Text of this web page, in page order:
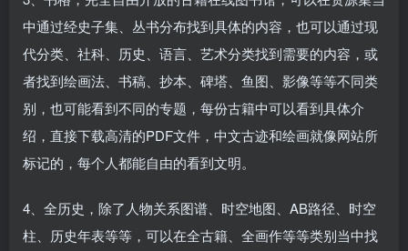
中通过经史子集、丛书分布找到具体的内容，也可以通过现
代分类、社科、历史、语言、艺术分类找到需要的内容，或
者找到绘画法、书稿、抄本、碑塔、鱼图、影像等等不同类
别，也可能看到不同的专题，每份古籍中可以看到具体介
绍，直接下载高清的PDF文件，中文古迹和绘画就像网站所
标记的，每个人都能自由的看到文明。
4、全历史，除了人物关系图谱、时空地图、AB路径、时空
柱、历史年表等等，可以在全古籍、全画作等等类别当中找